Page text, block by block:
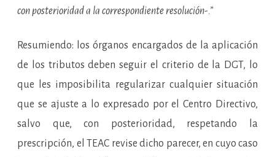
con posterioridad a la correspondiente resolución-.”
Resumiendo: los órganos encargados de la aplicación
de los tributos deben seguir el criterio de la DGT, lo
que les imposibilita regularizar cualquier situación
que se ajuste a lo expresado por el Centro Directivo,
salvo que, con posterioridad, respetando la
prescripción, el TEAC revise dicho parecer, en cuyo caso